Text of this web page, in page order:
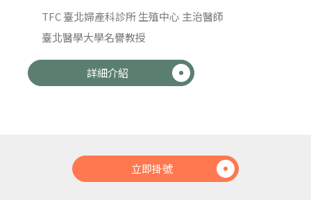
TFC 臺北婦產科診所 生殖中心 主治醫師
臺北醫學大學名譽教授
詳細介紹
立即掛號